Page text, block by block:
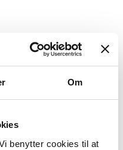
Om
benytter cookies til at